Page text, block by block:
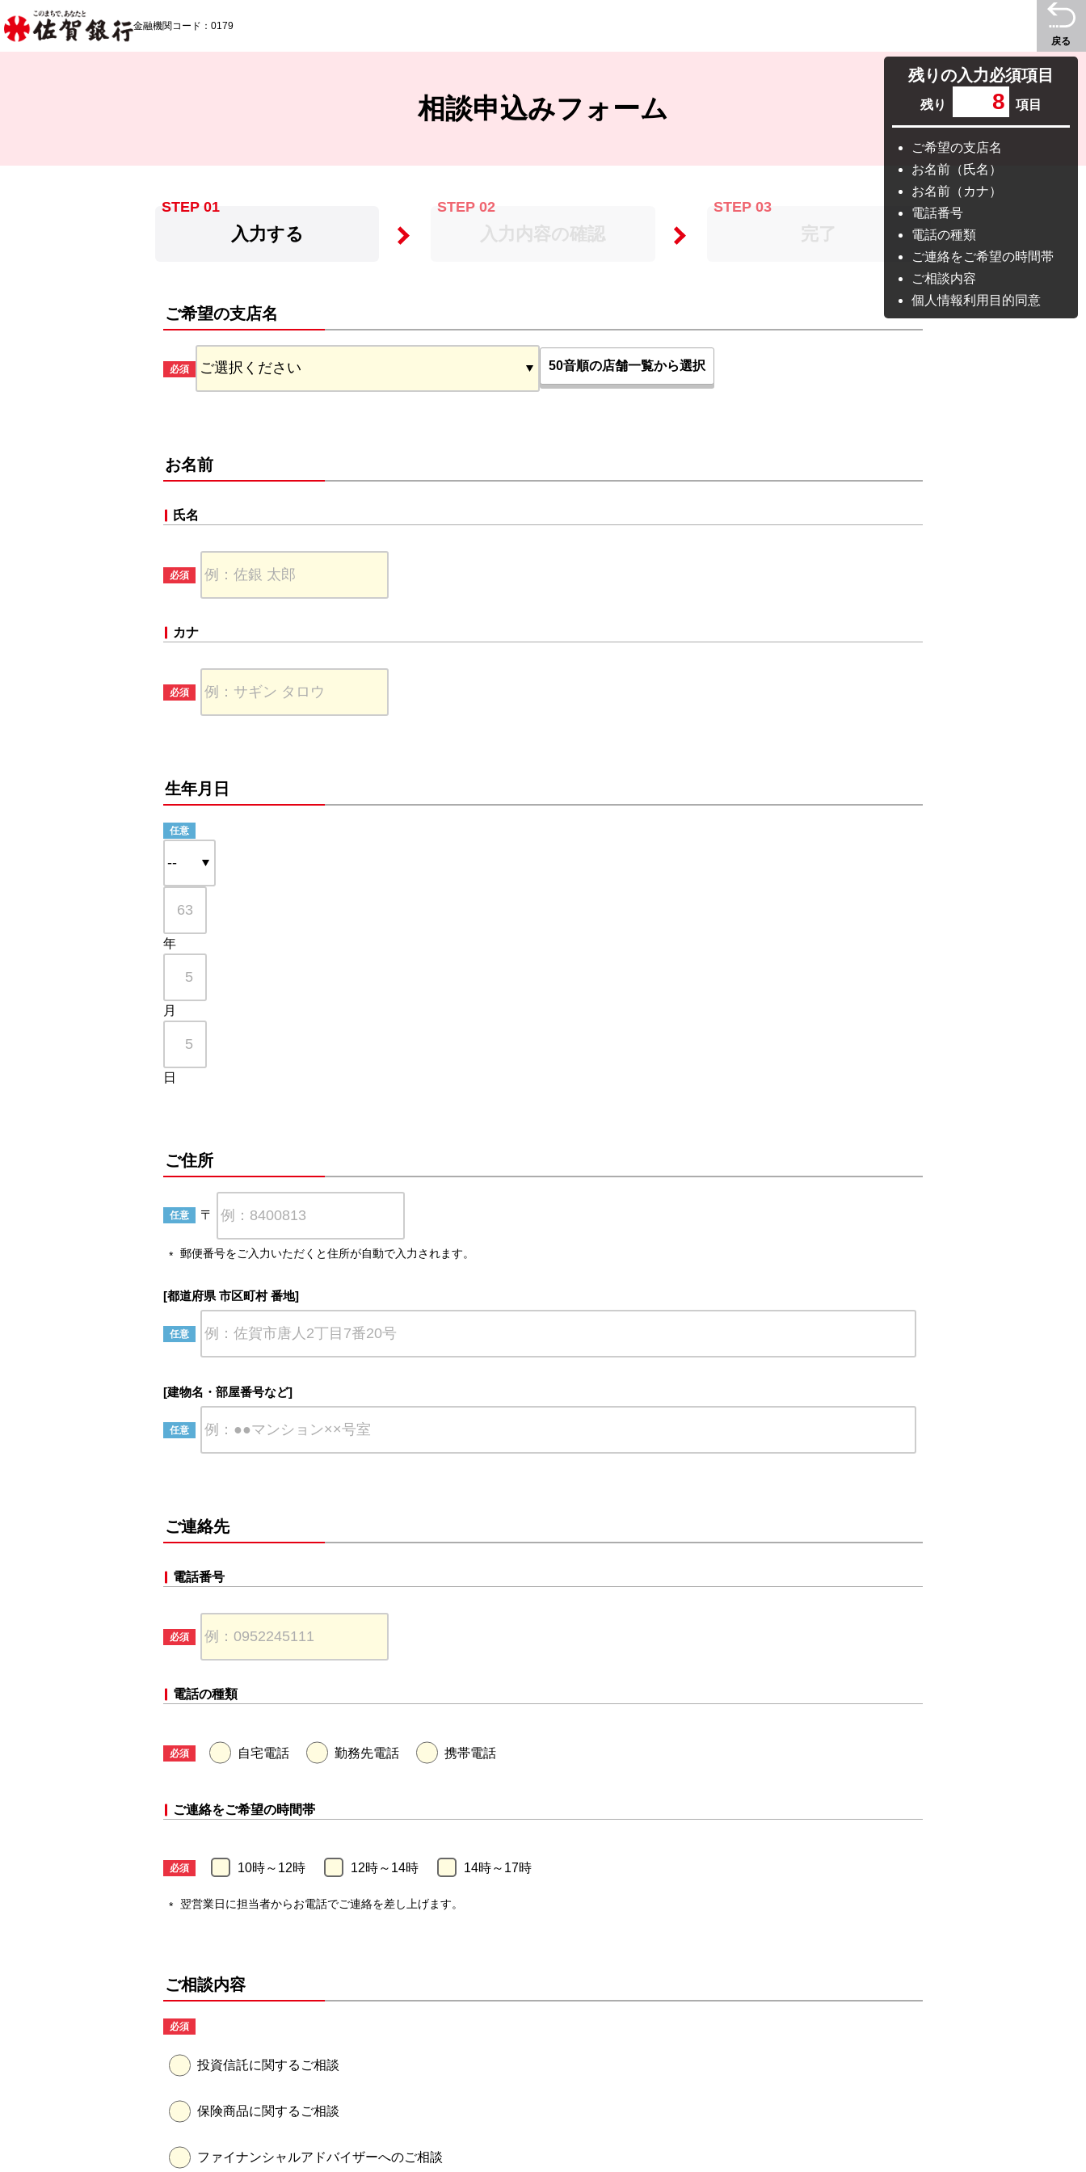
金融機関コード：0179
戻る
相談申込みフォーム
STEP 01
入力する
STEP 02
入力内容の確認
STEP 03
完了
ご希望の支店名
50音順の店舗一覧から選択
お名前
氏名
カナ
生年月日
年
月
日
ご住所
〒
郵便番号をご入力いただくと住所が自動で入力されます。
[都道府県 市区町村 番地]
[建物名・部屋番号など]
ご連絡先
電話番号
電話の種類
自宅電話 勤務先電話 携帯電話
ご連絡をご希望の時間帯
10時～12時 12時～14時 14時～17時
翌営業日に担当者からお電話でご連絡を差し上げます。
ご相談内容
投資信託に関するご相談
保険商品に関するご相談
ファイナンシャルアドバイザーへのご相談
残りの入力必須項目
残り 8 項目
ご希望の支店名
お名前（氏名）
お名前（カナ）
電話番号
電話の種類
ご連絡をご希望の時間帯
ご相談内容
個人情報利用目的同意